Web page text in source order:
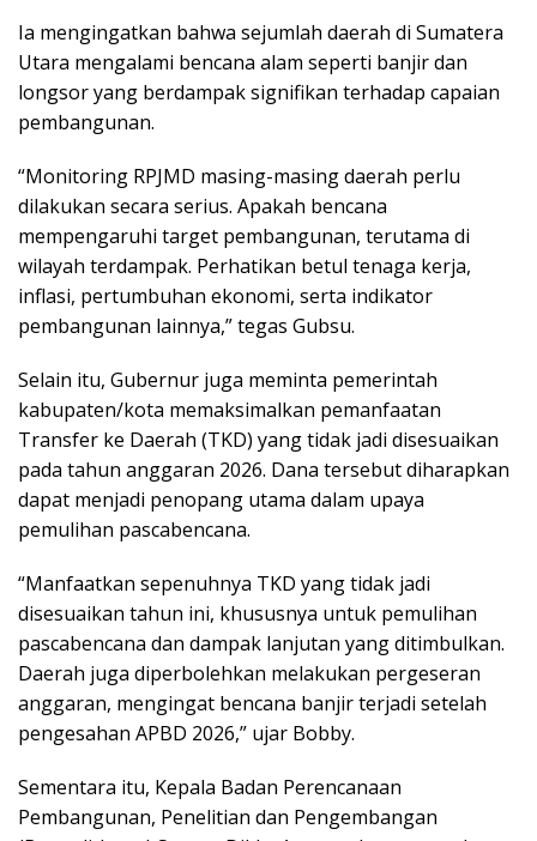
Ia mengingatkan bahwa sejumlah daerah di Sumatera
Utara mengalami bencana alam seperti banjir dan
longsor yang berdampak signifikan terhadap capaian
pembangunan.
“Monitoring RPJMD masing-masing daerah perlu
dilakukan secara serius. Apakah bencana
mempengaruhi target pembangunan, terutama di
wilayah terdampak. Perhatikan betul tenaga kerja,
inflasi, pertumbuhan ekonomi, serta indikator
pembangunan lainnya,” tegas Gubsu.
Selain itu, Gubernur juga meminta pemerintah
kabupaten/kota memaksimalkan pemanfaatan
Transfer ke Daerah (TKD) yang tidak jadi disesuaikan
pada tahun anggaran 2026. Dana tersebut diharapkan
dapat menjadi penopang utama dalam upaya
pemulihan pascabencana.
“Manfaatkan sepenuhnya TKD yang tidak jadi
disesuaikan tahun ini, khususnya untuk pemulihan
pascabencana dan dampak lanjutan yang ditimbulkan.
Daerah juga diperbolehkan melakukan pergeseran
anggaran, mengingat bencana banjir terjadi setelah
pengesahan APBD 2026,” ujar Bobby.
Sementara itu, Kepala Badan Perencanaan
Pembangunan, Penelitian dan Pengembangan